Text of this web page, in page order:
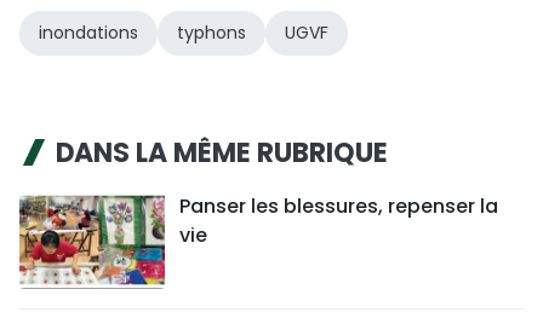
inondations typhons UGVF
DANS LA MÊME RUBRIQUE
Panser les blessures, repenser la
vie